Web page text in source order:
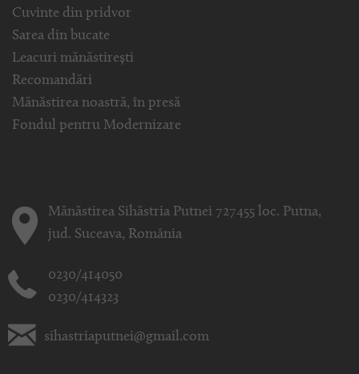
Cuvinte din pridvor
Sarea din bucate
Leacuri mănăstirești
Recomandări
Mănăstirea noastră, în presă
Fondul pentru Modernizare
Mănăstirea Sihăstria Putnei 727455 loc. Putna,
jud. Suceava, România
0230/414050
0230/414323
sihastriaputnei@gmail.com